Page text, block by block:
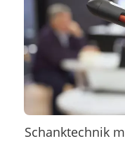
Schanktechnik